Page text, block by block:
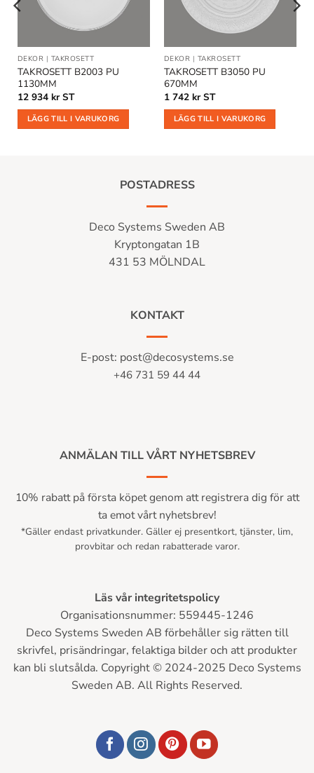
DEKOR | TAKROSETT
TAKROSETT B2003 PU
1130MM
12 934 kr ST
LÄGG TILL I VARUKORG
DEKOR | TAKROSETT
TAKROSETT B3050 PU
670MM
1 742 kr ST
LÄGG TILL I VARUKORG
POSTADRESS
Deco Systems Sweden AB
Kryptongatan 1B
431 53 MÖLNDAL
KONTAKT
E-post: post@decosystems.se
+46 731 59 44 44
ANMÄLAN TILL VÅRT NYHETSBREV
10% rabatt på första köpet genom att registrera dig för att
ta emot vårt nyhetsbrev!
*Gäller endast privatkunder. Gäller ej presentkort, tjänster, lim,
provbitar och redan rabatterade varor.
Läs vår integritetspolicy
Organisationsnummer: 559445-1246
Deco Systems Sweden AB förbehåller sig rätten till
skrivfel, prisändringar, felaktiga bilder och att produkter
kan bli slutsålda. Copyright © 2024-2025 Deco Systems
Sweden AB. All Rights Reserved.